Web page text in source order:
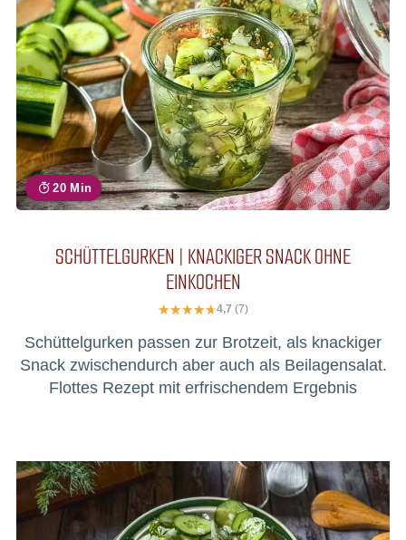
20 Min
SCHÜTTELGURKEN | KNACKIGER SNACK OHNE
EINKOCHEN
4,7 (7)
Schüttelgurken passen zur Brotzeit, als knackiger
Snack zwischendurch aber auch als Beilagensalat.
Flottes Rezept mit erfrischendem Ergebnis